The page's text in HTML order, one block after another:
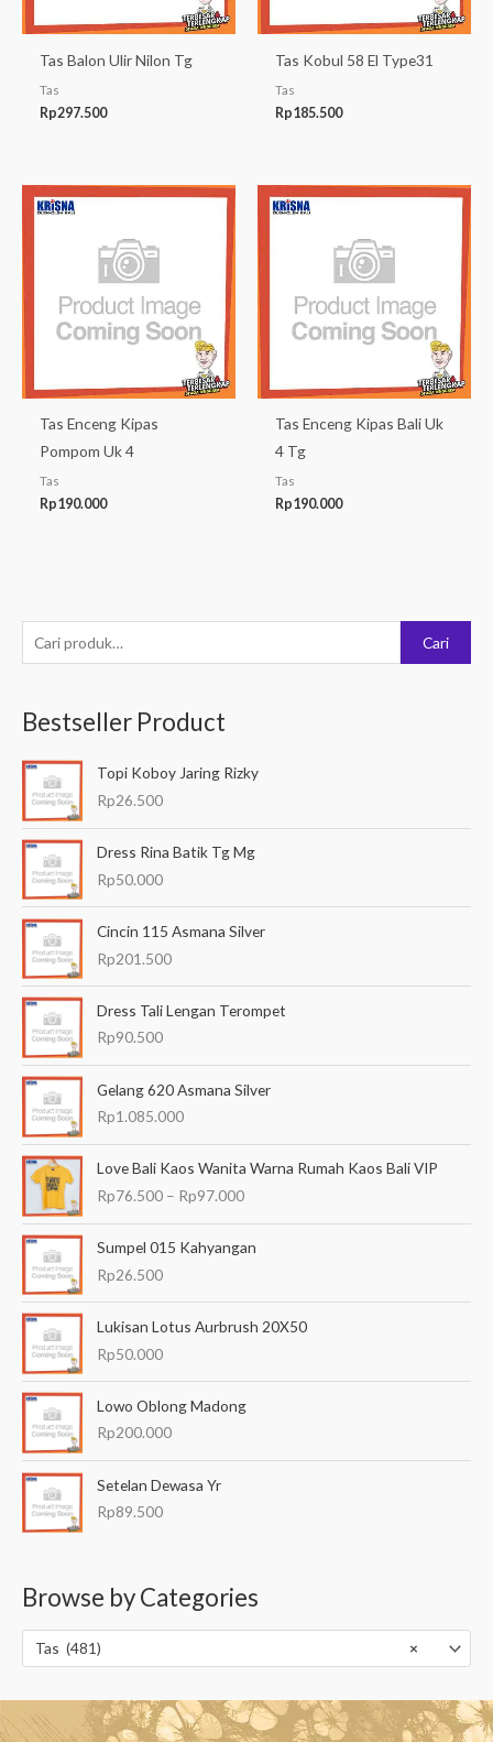
e
c
a
u
n
u
Cari
Bestseller Product
Topi Koboy Jaring Rizky
Rp26.500
Dress Rina Batik Tg Mg
Rp50.000
Cincin 115 Asmana Silver
Rp201.500
Dress Tali Lengan Terompet
Rp90.500
Gelang 620 Asmana Silver
Rp1.085.000
Love Bali Kaos Wanita Warna Rumah Kaos Bali VIP
Rp76.500 – Rp97.000
e
n
t
a
a
g
a
p
0
n
g
a
Sumpel 015 Kahyangan
Rp26.500
Lukisan Lotus Aurbrush 20X50
Rp50.000
Lowo Oblong Madong
Rp200.000
Setelan Dewasa Yr
Rp89.500
Browse by Categories
×
Tas (481)
Tas Balon Ulir Nilon Tg
Tas
Rp297.500
Tas Kobul 58 El Type31
Tas
Rp185.500
Tas Enceng Kipas
Pompom Uk 4
Tas
Rp190.000
Tas Enceng Kipas Bali Uk
4 Tg
Tas
Rp190.000